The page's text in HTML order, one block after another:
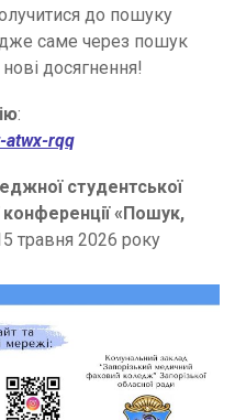
до пошуку
саме через пошук
досягнення!
:
atwx-rqq
студентської
«Пошук,
травня 2026 року